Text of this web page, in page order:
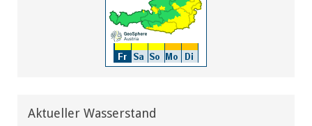
Aktueller Wasserstand